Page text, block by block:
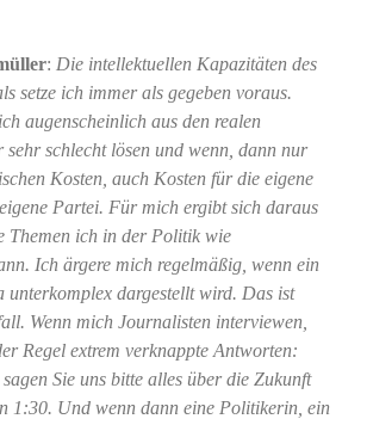
: Die intellektuellen Kapazitäten des
setze ich immer als gegeben voraus.
augenscheinlich aus den realen
sehr schlecht lösen und wenn, dann nur
Kosten, auch Kosten für die eigene
Partei. Für mich ergibt sich daraus
Themen ich in der Politik wie
Ich ärgere mich regelmäßig, wenn ein
unterkomplex dargestellt wird. Das ist
Wenn mich Journalisten interviewen,
Regel extrem verknappte Antworten:
Sie uns bitte alles über die Zukunft
1:30. Und wenn dann eine Politikerin, ein